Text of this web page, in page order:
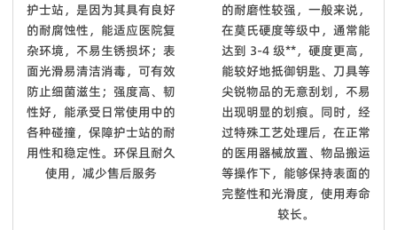
护士站，是因为其具有良好
的耐腐蚀性，能适应医院复
杂环境，不易生锈损坏；表
面光滑易清洁消毒，可有效
防止细菌滋生；强度高、韧
性好，能承受日常使用中的
各种碰撞，保障护士站的耐
用性和稳定性。环保且耐久
使用，减少售后服务
的耐磨性较强，一般来说，
在莫氏硬度等级中，通常能
达到 3-4 级**，硬度更高，
能较好地抵御钥匙、刀具等
尖锐物品的无意刮划，不易
出现明显的划痕。同时，经
过特殊工艺处理后，在正常
的医用器械放置、物品搬运
等操作下，能够保持表面的
完整性和光滑度，使用寿命
较长。
Q8. 你的设计能力如何？
我们拥有12人的设计团队，设计师拥有10年以上行业经验，毕
业于家具产品设计专业，医疗家具风格、医院空间布局均由我们
设计团队自主设计开发。
Q9：你们能对你们的产品提供保修吗？
是的，我们对**产品提供 100% 满意保证。我们可以提供 5 年
的保证。